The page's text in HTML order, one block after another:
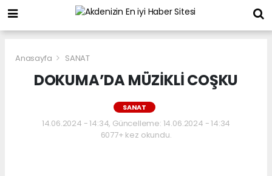
Anasayfa SANAT
DOKUMA’DA MÜZİKLİ COŞKU
SANAT
14.06.2024 - 14:34, Güncelleme: 14.06.2024 - 14:34
6077+ kez okundu.